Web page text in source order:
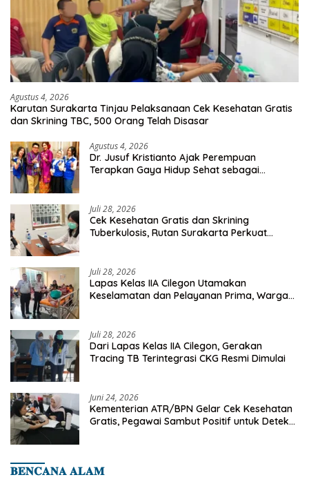
Agustus 4, 2026
Karutan Surakarta Tinjau Pelaksanaan Cek Kesehatan Gratis
dan Skrining TBC, 500 Orang Telah Disasar
Agustus 4, 2026
Dr. Jusuf Kristianto Ajak Perempuan
Terapkan Gaya Hidup Sehat sebagai
Juli 28, 2026
Cek Kesehatan Gratis dan Skrining
Tuberkulosis, Rutan Surakarta Perkuat
Juli 28, 2026
Lapas Kelas IIA Cilegon Utamakan
Keselamatan dan Pelayanan Prima, Warga
Juli 28, 2026
Dari Lapas Kelas IIA Cilegon, Gerakan
Tracing TB Terintegrasi CKG Resmi Dimulai
Juni 24, 2026
Kementerian ATR/BPN Gelar Cek Kesehatan
Gratis, Pegawai Sambut Positif untuk Deteksi
𝐁𝐄𝐍𝐂𝐀𝐍𝐀 𝐀𝐋𝐀𝐌